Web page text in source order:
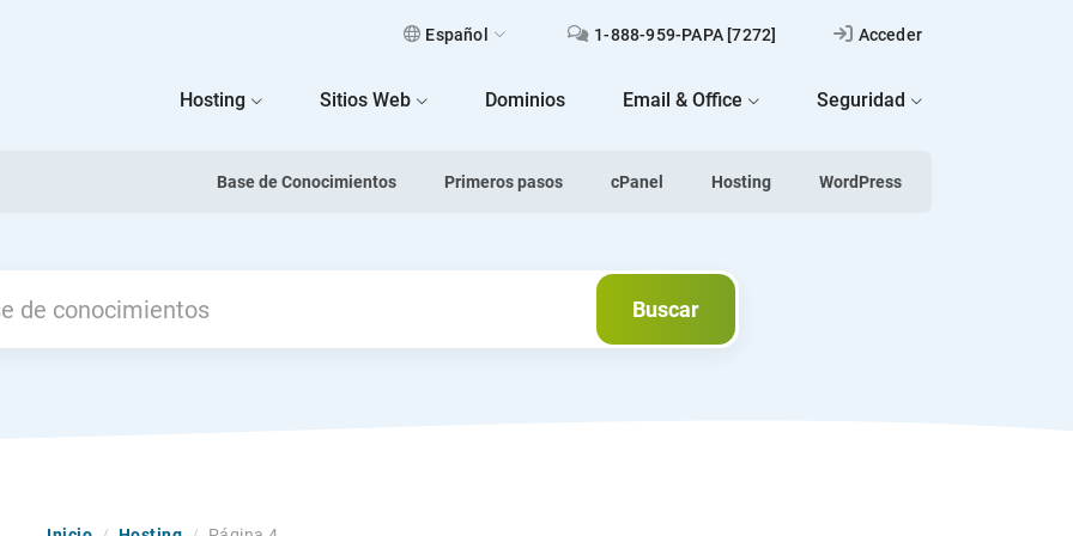
Español 1-888-959-PAPA [7272] Acceder
Hosting Sitios Web Dominios Email & Office Seguridad
Base de Conocimientos Primeros pasos cPanel Hosting WordPress
Buscar
Buscar